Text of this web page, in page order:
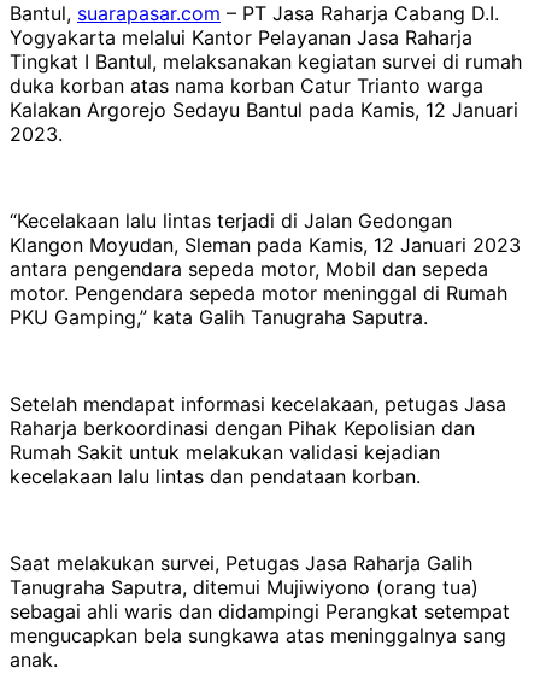
Bantul, suarapasar.com – PT Jasa Raharja Cabang D.I.
Yogyakarta melalui Kantor Pelayanan Jasa Raharja
Tingkat I Bantul, melaksanakan kegiatan survei di rumah
duka korban atas nama korban Catur Trianto warga
Kalakan Argorejo Sedayu Bantul pada Kamis, 12 Januari
2023.
“Kecelakaan lalu lintas terjadi di Jalan Gedongan
Klangon Moyudan, Sleman pada Kamis, 12 Januari 2023
antara pengendara sepeda motor, Mobil dan sepeda
motor. Pengendara sepeda motor meninggal di Rumah
PKU Gamping,” kata Galih Tanugraha Saputra.
Setelah mendapat informasi kecelakaan, petugas Jasa
Raharja berkoordinasi dengan Pihak Kepolisian dan
Rumah Sakit untuk melakukan validasi kejadian
kecelakaan lalu lintas dan pendataan korban.
Saat melakukan survei, Petugas Jasa Raharja Galih
Tanugraha Saputra, ditemui Mujiwiyono (orang tua)
sebagai ahli waris dan didampingi Perangkat setempat
mengucapkan bela sungkawa atas meninggalnya sang
anak.